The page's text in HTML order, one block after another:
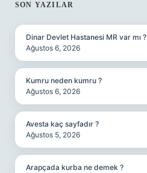
SIDEBAR
SON YAZILAR
Dinar Devlet Hastanesi MR var mı ?
Ağustos 6, 2026
Kumru neden kumru ?
Ağustos 6, 2026
Avesta kaç sayfadır ?
Ağustos 5, 2026
Arapçada kurba ne demek ?